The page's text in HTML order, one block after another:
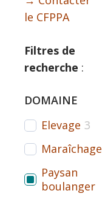
le CFPPA
Filtres de
recherche :
DOMAINE
Elevage 3
Maraîchage
Paysan
boulanger